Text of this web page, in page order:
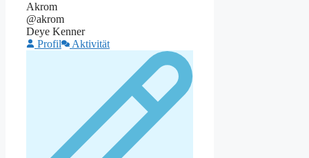
Akrom
@akrom
Deye Kenner
Profil
Aktivität